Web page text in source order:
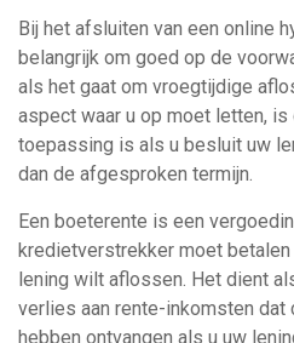
Bij het afsluiten van een online
belangrijk om goed op de
als het gaat om vroegtijdige
aspect waar u op moet letten,
toepassing is als u besluit uw
dan de afgesproken termijn.
Een boeterente is een
kredietverstrekker moet
lening wilt aflossen. Het dient
verlies aan rente-inkomsten
hebben ontvangen als u uw